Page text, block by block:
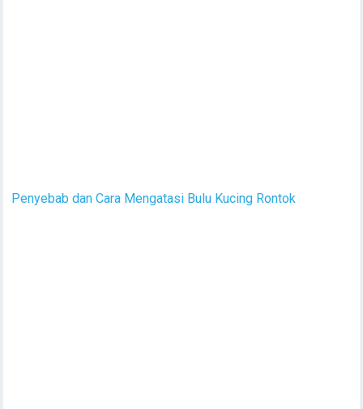
Penyebab dan Cara Mengatasi Bulu Kucing Rontok